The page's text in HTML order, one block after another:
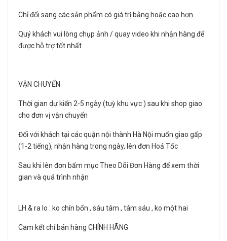
Chỉ đổi sang các sản phẩm có giá trị bằng hoặc cao hơn
Quý khách vui lòng chụp ảnh / quay video khi nhận hàng để
được hỗ trợ tốt nhất
VẬN CHUYỂN
Thời gian dự kiến 2-5 ngày (tuỳ khu vực ) sau khi shop giao
cho đơn vị vận chuyển
Đối với khách tại các quận nội thành Hà Nội muốn giao gấp
(1-2 tiếng), nhận hàng trong ngày, lên đơn Hoả Tốc
Sau khi lên đơn bấm mục Theo Dõi Đơn Hàng để xem thời
gian và quá trình nhận
LH & ra lo : ko chín bốn , sáu tám , tám sáu , ko một hai
Cam kết chỉ bán hàng CHÍNH HÃNG